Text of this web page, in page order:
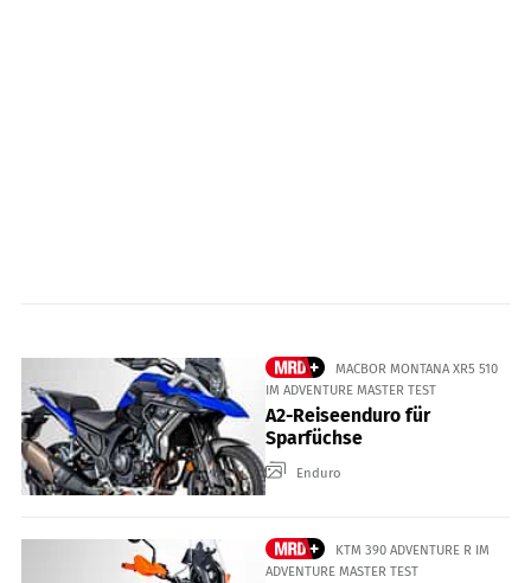
MACBOR MONTANA XR5 510
IM ADVENTURE MASTER TEST
A2-Reiseenduro für
Sparfüchse
Enduro
KTM 390 ADVENTURE R IM
ADVENTURE MASTER TEST